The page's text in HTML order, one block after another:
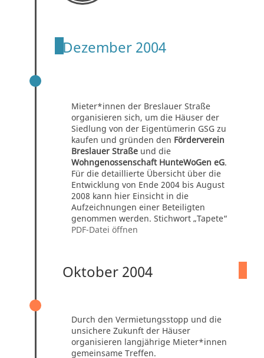
Dezember 2004
Mieter*innen der Breslauer Straße
organisieren sich, um die Häuser der
Siedlung von der Eigentümerin GSG zu
kaufen und gründen den Förderverein
Breslauer Straße und die
Wohngenossenschaft HunteWoGen eG.
Für die detaillierte Übersicht über die
Entwicklung von Ende 2004 bis August
2008 kann hier Einsicht in die
Aufzeichnungen einer Beteiligten
genommen werden. Stichwort „Tapete“
PDF-Datei öffnen
Oktober 2004
Durch den Vermietungsstopp und die
unsichere Zukunft der Häuser
organisieren langjährige Mieter*innen
gemeinsame Treffen.